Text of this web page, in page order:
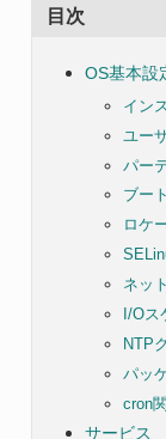
目次
OS基本設
イン
ユー
パー
ブー
ロケ
ネッ
I/Oス
NTP
パッ
cron
サービス